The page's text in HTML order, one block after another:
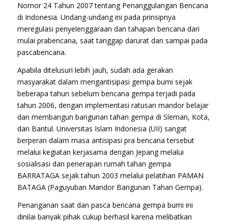
Nomor 24 Tahun 2007 tentang Penanggulangan Bencana
di Indonesia. Undang-undang ini pada prinsipnya
meregulasi penyelenggaraan dan tahapan bencana dari
mulai prabencana, saat tanggap darurat dan sampai pada
pascabencana.
Apabila ditelusuri lebih jauh, sudah ada gerakan
masyarakat dalam mengantisipasi gempa bumi sejak
beberapa tahun sebelum bencana gempa terjadi pada
tahun 2006, dengan implementasi ratusan mandor belajar
dan membangun bangunan tahan gempa di Sleman, Kota,
dan Bantul. Universitas Islam Indonesia (UII) sangat
berperan dalam masa antisipasi pra bencana tersebut
melalui kegiatan kerjasama dengan Jepang melalui
sosialisasi dan penerapan rumah tahan gempa
BARRATAGA sejak tahun 2003 melalui pelatihan PAMAN
BATAGA (Paguyuban Mandor Bangunan Tahan Gempa).
Penanganan saat dan pasca bencana gempa bumi ini
dinilai banyak pihak cukup berhasil karena melibatkan